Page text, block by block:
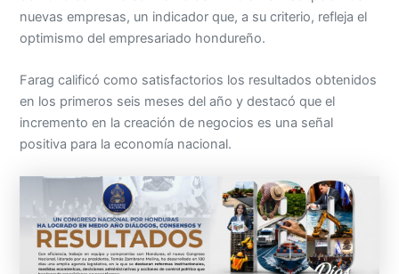
nuevas empresas, un indicador que, a su criterio, refleja el
optimismo del empresariado hondureño.
Farag calificó como satisfactorios los resultados obtenidos
en los primeros seis meses del año y destacó que el
incremento en la creación de negocios es una señal
positiva para la economía nacional.